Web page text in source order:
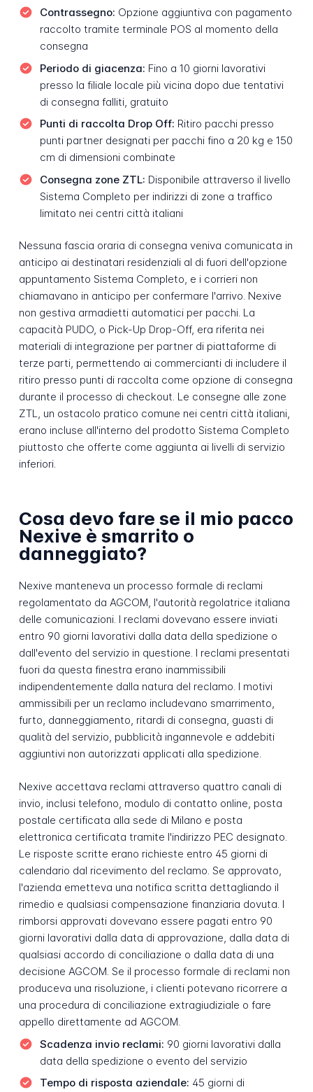
Contrassegno: Opzione aggiuntiva con pagamento
raccolto tramite terminale POS al momento della
consegna
Periodo di giacenza: Fino a 10 giorni lavorativi
presso la filiale locale più vicina dopo due tentativi
di consegna falliti, gratuito
Punti di raccolta Drop Off: Ritiro pacchi presso
punti partner designati per pacchi fino a 20 kg e 150
cm di dimensioni combinate
Consegna zone ZTL: Disponibile attraverso il livello
Sistema Completo per indirizzi di zone a traffico
limitato nei centri città italiani
Nessuna fascia oraria di consegna veniva comunicata in
anticipo ai destinatari residenziali al di fuori dell'opzione
appuntamento Sistema Completo, e i corrieri non
chiamavano in anticipo per confermare l'arrivo. Nexive
non gestiva armadietti automatici per pacchi. La
capacità PUDO, o Pick-Up Drop-Off, era riferita nei
materiali di integrazione per partner di piattaforme di
terze parti, permettendo ai commercianti di includere il
ritiro presso punti di raccolta come opzione di consegna
durante il processo di checkout. Le consegne alle zone
ZTL, un ostacolo pratico comune nei centri città italiani,
erano incluse all'interno del prodotto Sistema Completo
piuttosto che offerte come aggiunta ai livelli di servizio
inferiori.
Cosa devo fare se il mio pacco
Nexive è smarrito o
danneggiato?
Nexive manteneva un processo formale di reclami
regolamentato da AGCOM, l'autorità regolatrice italiana
delle comunicazioni. I reclami dovevano essere inviati
entro 90 giorni lavorativi dalla data della spedizione o
dall'evento del servizio in questione. I reclami presentati
fuori da questa finestra erano inammissibili
indipendentemente dalla natura del reclamo. I motivi
ammissibili per un reclamo includevano smarrimento,
furto, danneggiamento, ritardi di consegna, guasti di
qualità del servizio, pubblicità ingannevole e addebiti
aggiuntivi non autorizzati applicati alla spedizione.
Nexive accettava reclami attraverso quattro canali di
invio, inclusi telefono, modulo di contatto online, posta
postale certificata alla sede di Milano e posta
elettronica certificata tramite l'indirizzo PEC designato.
Le risposte scritte erano richieste entro 45 giorni di
calendario dal ricevimento del reclamo. Se approvato,
l'azienda emetteva una notifica scritta dettagliando il
rimedio e qualsiasi compensazione finanziaria dovuta. I
rimborsi approvati dovevano essere pagati entro 90
giorni lavorativi dalla data di approvazione, dalla data di
qualsiasi accordo di conciliazione o dalla data di una
decisione AGCOM. Se il processo formale di reclami non
produceva una risoluzione, i clienti potevano ricorrere a
una procedura di conciliazione extragiudiziale o fare
appello direttamente ad AGCOM.
Scadenza invio reclami: 90 giorni lavorativi dalla
data della spedizione o evento del servizio
Tempo di risposta aziendale: 45 giorni di